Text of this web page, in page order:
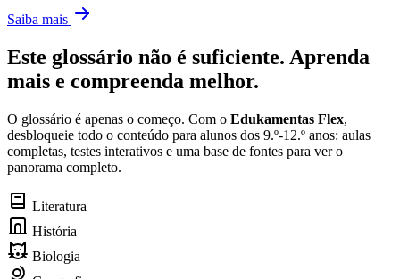
Saiba mais
Este glossário não é suficiente. Aprenda
mais e compreenda melhor.
O glossário é apenas o começo. Com o Edukamentas Flex,
desbloqueie todo o conteúdo para alunos dos 9.º-12.º anos: aulas
completas, testes interativos e uma base de fontes para ver o
panorama completo.
Literatura
História
Biologia